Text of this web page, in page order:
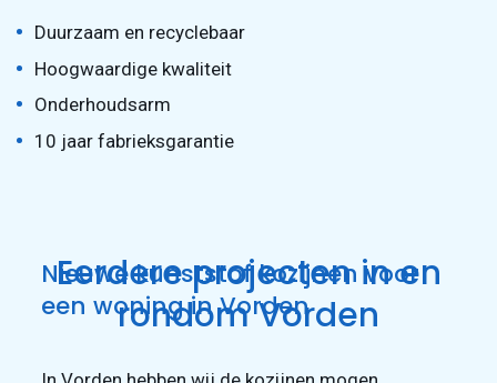
Duurzaam en recyclebaar
Hoogwaardige kwaliteit
Onderhoudsarm
10 jaar fabrieksgarantie
Eerdere projecten in en
rondom Vorden
Nieuwe kunststof kozijnen voor
een woning in Vorden